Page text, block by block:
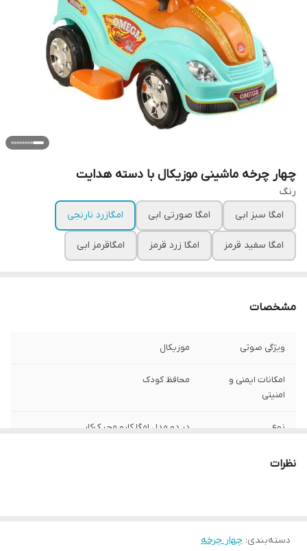
چهار چرخه ماشینی موزیکال با دسته هدایت
رنگ
امگا سبز ابی
امگا صورتی ابی امگا‌زرد نارنجی
امگا سفید قرمز امگا زرد قرمز امگا‌قرمز ابی
مشخصات
ویژگی صوتی موزیکال
امکانات ایمنی و
امنیتی
محافظ کودک
نوع در دو مدل امگا کار‌و مجیک‌کار
نظرات
دسته‌بندی: چهار چرخه